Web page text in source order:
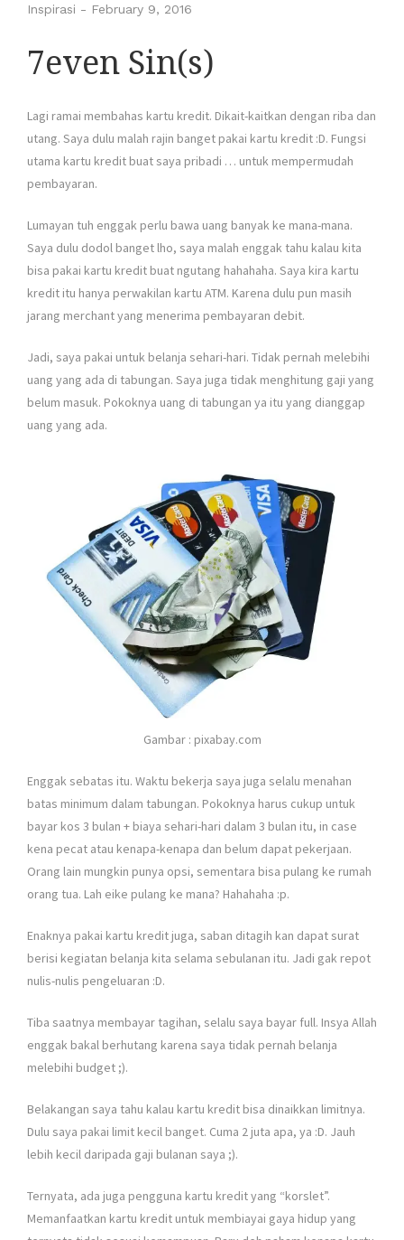
Inspirasi - February 9, 2016
7even Sin(s)
Lagi ramai membahas kartu kredit. Dikait-kaitkan dengan riba dan
utang. Saya dulu malah rajin banget pakai kartu kredit :D. Fungsi
utama kartu kredit buat saya pribadi … untuk mempermudah
pembayaran.
Lumayan tuh enggak perlu bawa uang banyak ke mana-mana.
Saya dulu dodol banget lho, saya malah enggak tahu kalau kita
bisa pakai kartu kredit buat ngutang hahahaha. Saya kira kartu
kredit itu hanya perwakilan kartu ATM. Karena dulu pun masih
jarang merchant yang menerima pembayaran debit.
Jadi, saya pakai untuk belanja sehari-hari. Tidak pernah melebihi
uang yang ada di tabungan. Saya juga tidak menghitung gaji yang
belum masuk. Pokoknya uang di tabungan ya itu yang dianggap
uang yang ada.
Gambar : pixabay.com
Enggak sebatas itu. Waktu bekerja saya juga selalu menahan
batas minimum dalam tabungan. Pokoknya harus cukup untuk
bayar kos 3 bulan + biaya sehari-hari dalam 3 bulan itu, in case
kena pecat atau kenapa-kenapa dan belum dapat pekerjaan.
Orang lain mungkin punya opsi, sementara bisa pulang ke rumah
orang tua. Lah eike pulang ke mana? Hahahaha :p.
Enaknya pakai kartu kredit juga, saban ditagih kan dapat surat
berisi kegiatan belanja kita selama sebulanan itu. Jadi gak repot
nulis-nulis pengeluaran :D.
Tiba saatnya membayar tagihan, selalu saya bayar full. Insya Allah
enggak bakal berhutang karena saya tidak pernah belanja
melebihi budget ;).
Belakangan saya tahu kalau kartu kredit bisa dinaikkan limitnya.
Dulu saya pakai limit kecil banget. Cuma 2 juta apa, ya :D. Jauh
lebih kecil daripada gaji bulanan saya ;).
Ternyata, ada juga pengguna kartu kredit yang “korslet”.
Memanfaatkan kartu kredit untuk membiayai gaya hidup yang